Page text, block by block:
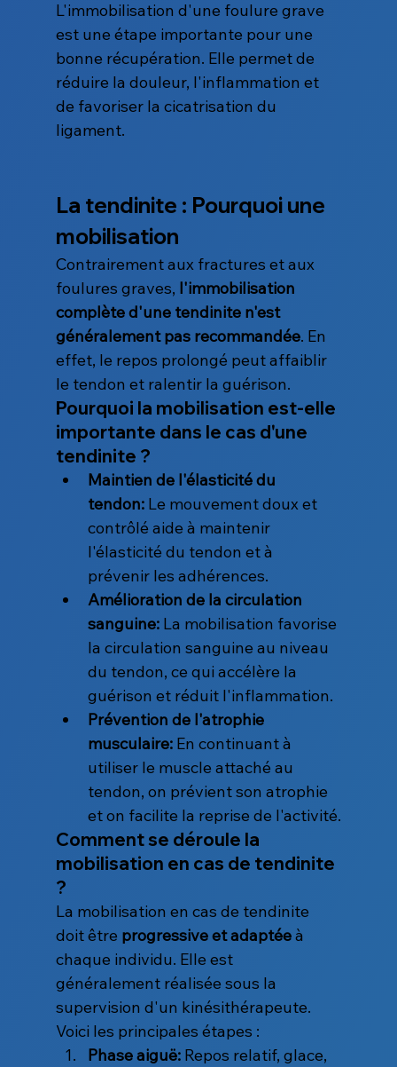
L'immobilisation d'une foulure grave
est une étape importante pour une
bonne récupération. Elle permet de
réduire la douleur, l'inflammation et
de favoriser la cicatrisation du
ligament.
La tendinite : Pourquoi une
mobilisation
Contrairement aux fractures et aux
foulures graves, l'immobilisation
complète d'une tendinite n'est
généralement pas recommandée. En
effet, le repos prolongé peut affaiblir
le tendon et ralentir la guérison.
Pourquoi la mobilisation est-elle
importante dans le cas d'une
tendinite ?
Maintien de l'élasticité du
tendon: Le mouvement doux et
contrôlé aide à maintenir
l'élasticité du tendon et à
prévenir les adhérences.
Amélioration de la circulation
sanguine: La mobilisation favorise
la circulation sanguine au niveau
du tendon, ce qui accélère la
guérison et réduit l'inflammation.
Prévention de l'atrophie
musculaire: En continuant à
utiliser le muscle attaché au
tendon, on prévient son atrophie
et on facilite la reprise de l'activité.
Comment se déroule la
mobilisation en cas de tendinite
?
La mobilisation en cas de tendinite
doit être progressive et adaptée à
chaque individu. Elle est
généralement réalisée sous la
supervision d'un kinésithérapeute.
Voici les principales étapes :
Phase aiguë: Repos relatif, glace,